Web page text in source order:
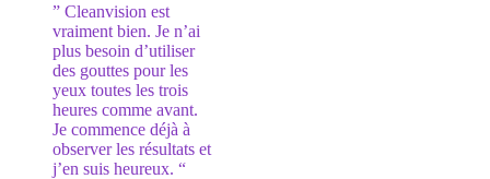
” Cleanvision est
vraiment bien. Je n’ai
plus besoin d’utiliser
des gouttes pour les
yeux toutes les trois
heures comme avant.
Je commence déjà à
observer les résultats et
j’en suis heureux. “